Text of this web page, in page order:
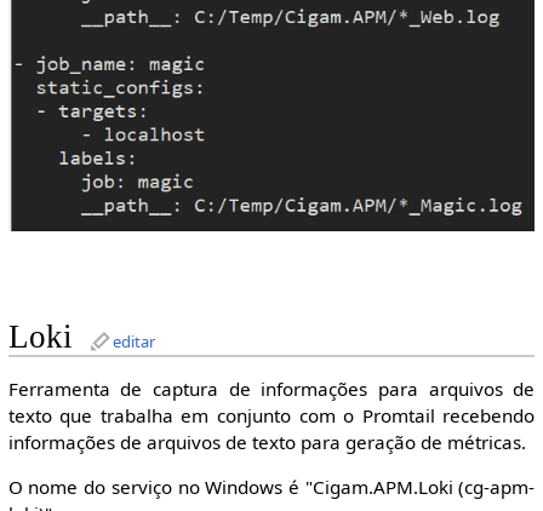
Loki editar
Ferramenta de captura de informações para arquivos de
texto que trabalha em conjunto com o Promtail recebendo
informações de arquivos de texto para geração de métricas.
O nome do serviço no Windows é "Cigam.APM.Loki (cg-apm-